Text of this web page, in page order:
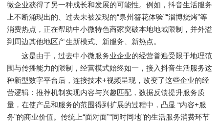
微企业获得了另一种成长和发展的可能性。例如，抖音生活服务
上不断涌现出的、过去未被发现的“泉州簪花体验”“淄博烧烤”等
消费热点，正在帮助中小微特色商家突破本地地域限制，并外溢
到周边其他地区产生新模式、新服务、新热点。
这是由于，过去中小微服务业企业的经营普遍受限于地理范
围与传播能力的限制，经营模式始终如一，接入抖音生活服务这
种新型数字平台后，连接技术+视频呈现，改变了这些企业的经
营逻辑：推荐机制实现内容与兴趣匹配，数据反馈提升服务质
量，在使产品和服务的范围得到扩展的过程中，凸显 “内容+服
务”的商业价值。传统上“面对面”“同时同地”的生活服务消费环节